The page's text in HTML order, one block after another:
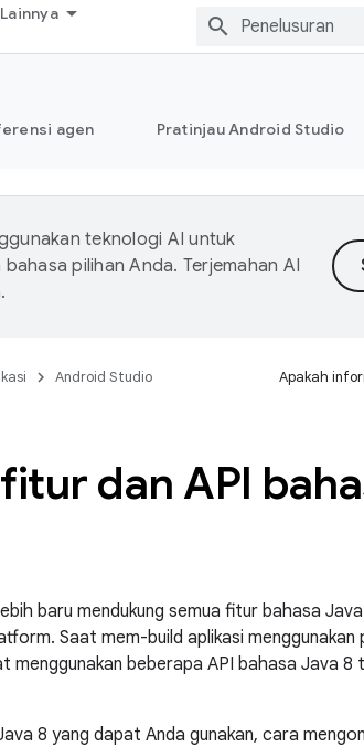
Lainnya
agen Pratinjau Android Studio
teknologi AI untuk
pilihan Anda. Terjemahan AI
Android Studio
Apakah
dan API
baru mendukung semua fitur bahasa
Saat mem-build aplikasi menggunakan
beberapa API bahasa Java 8
8 yang dapat Anda gunakan, cara